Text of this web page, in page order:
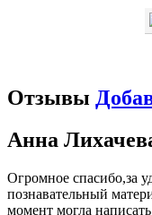
Отзывы
Анна
Огромное спасибо,за
познавательный
момент могла